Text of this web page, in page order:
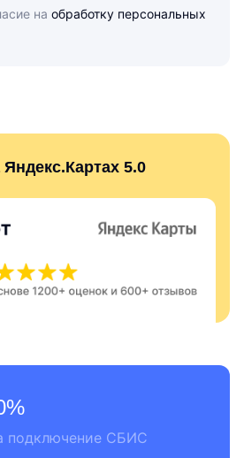
на обработку персональных
5.0
подключение СБИС